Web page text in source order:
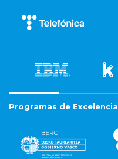
Programas de Excelencia